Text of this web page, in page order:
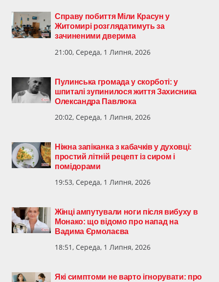
Справу побиття Міли Красун у
Житомирі розглядатимуть за
зачиненими дверима
21:00, Середа, 1 Липня, 2026
Пулинська громада у скорботі: у
шпиталі зупинилося життя Захисника
Олександра Павлюка
20:02, Середа, 1 Липня, 2026
Ніжна запіканка з кабачків у духовці:
простий літній рецепт із сиром і
помідорами
19:53, Середа, 1 Липня, 2026
Жінці ампутували ноги після вибуху в
Монако: що відомо про напад на
Вадима Єрмолаєва
18:51, Середа, 1 Липня, 2026
Які симптоми не варто ігнорувати: про